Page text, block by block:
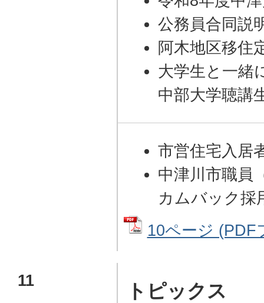
公務員合同説
阿木地区移住
大学生と一緒
中部大学聴講
市営住宅入居
中津川市職員
カムバック採
10ページ (PDF
11 トピックス